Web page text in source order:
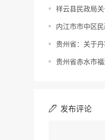
祥云县民政局
内江市市中区
贵州省：关于
贵州省赤水市
发布评论